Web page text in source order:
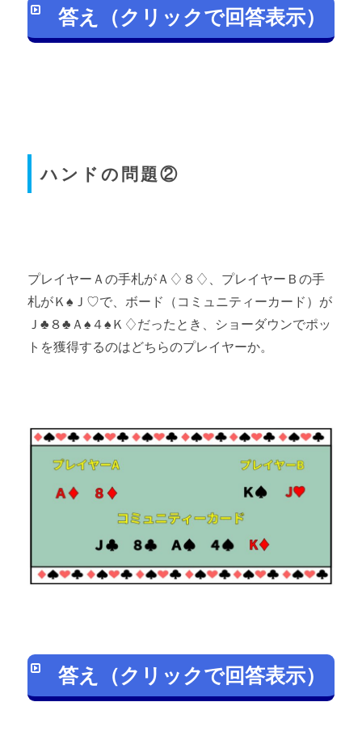
答え（クリックで回答表示）
テキサスホールデムの役（ハンド）一覧
ハンドの問題②
プレイヤーＡの手札がＡ♢８♢、プレイヤーＢの手
札がＫ♠Ｊ♡で、ボード（コミュニティーカード）が
Ｊ♣８♣Ａ♠４♠Ｋ♢だったとき、ショーダウンでポッ
トを獲得するのはどちらのプレイヤーか。
答え（クリックで回答表示）